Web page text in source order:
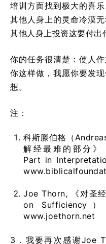
培训方面找到极大的喜
其他人身上的灵命冷漠
其他人身上投资这要付出
你的任务很清楚：使人
你这样做，我愿你要发
想。
注：
科斯滕伯格（
解经最难的部分》
Part in
Joe Thorn, 《对圣
on Sufficiency
www.joethorn.net
3．我要再次感谢Joe